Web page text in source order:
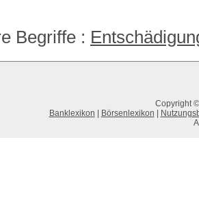
Begriffe :
Copyright
Banklexikon
Börsenlexikon